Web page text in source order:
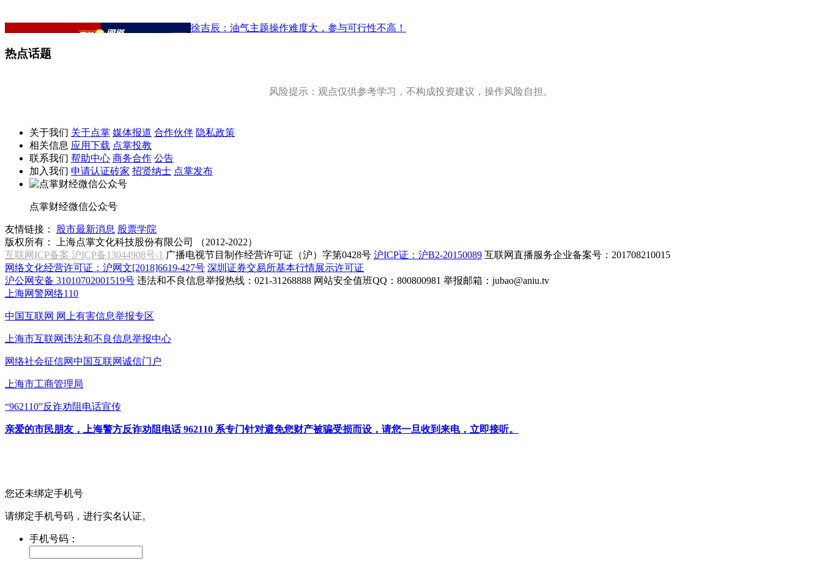
徐吉辰：油气主题操作难度大，参与可行性不高！
热点话题
风险提示：观点仅供参考学习，不构成投资建议，操作风险自担。
关于我们 关于点掌 媒体报道 合作伙伴 隐私政策
相关信息 应用下载 点掌投教
联系我们 帮助中心 商务合作 公告
加入我们 申请认证砖家 招贤纳士 点掌发布
点掌财经微信公众号
友情链接： 股市最新消息 股票学院
版权所有：
上海点掌文化科技股份有限公司 （2012-2022）
互联网ICP备案 沪ICP备13044908号-1 广播电视节目制作经营许可证（沪）字第0428号 沪ICP证：沪B2-20150089 互联网直播服务企业备案号：201708210015
网络文化经营许可证：沪网文[2018]6619-427号 深圳证券交易所基本行情展示许可证
沪公网安备 31010702001519号 违法和不良信息举报热线：021-31268888 网站安全值班QQ：800800981 举报邮箱： jubao@aniu.tv
上海网警网络110
中国互联网 网上有害信息举报专区
上海市互联网违法和不良信息举报中心
网络社会征信网中国互联网诚信门户
上海市工商管理局
“962110”反诈劝阻电话宣传
亲爱的市民朋友，上海警方反诈劝阻电话 962110 系专门针对避免您财产被骗受损而设，请您一旦收到来电，立即接听。
您还未绑定手机号
请绑定手机号码，进行实名认证。
手机号码：